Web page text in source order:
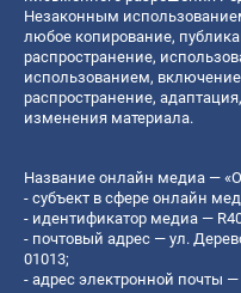
Незаконным
любое копирование,
распространение,
использованием,
распространение,
изменения материала.
Название онлайн медиа —
- субъект в сфере онлайн
- идентификатор медиа —
- почтовый адрес — ул.
01013;
- адрес электронной почты —